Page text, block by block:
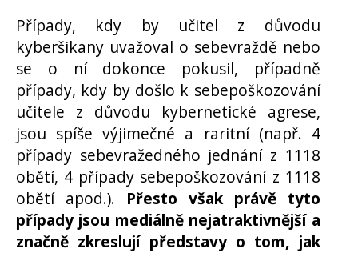
Případy, kdy by učitel z důvodu
kyberšikany uvažoval o sebevraždě nebo
se o ní dokonce pokusil, případně
případy, kdy by došlo k sebepoškozování
učitele z důvodu kybernetické agrese,
jsou spíše výjimečné a raritní (např. 4
případy sebevražedného jednání z 1118
obětí, 4 případy sebepoškozování z 1118
obětí apod.). Přesto však právě tyto
případy jsou mediálně nejatraktivnější a
značně zkreslují představy o tom, jak